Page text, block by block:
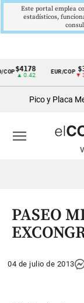
Cintillo
económicos
Colombia
$4178
▲ 0.42
EUR/COP
▼
Pico y Placa
menu
PASEO
04 de julio de 2013
Este portal emplea
estadísticos,